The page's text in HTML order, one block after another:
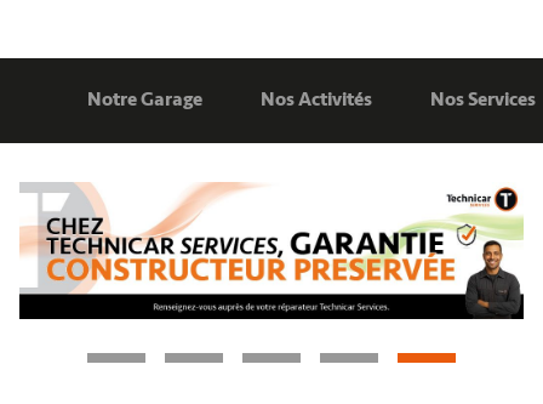
Notre Garage Nos Activités Nos Services